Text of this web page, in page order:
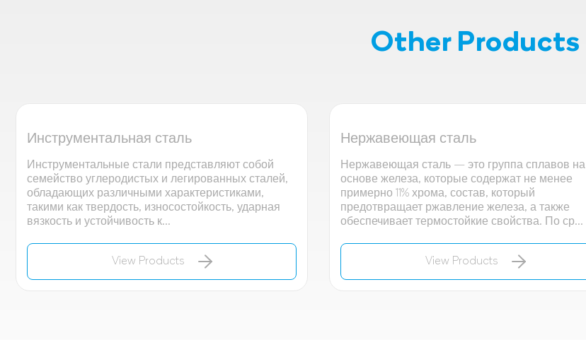
Other Products
Инструментальная сталь
Инструментальные стали представляют собой
семейство углеродистых и легированных сталей,
обладающих различными характеристиками,
такими как твердость, износостойкость, ударная
вязкость и устойчивость к...
View Products
Нержавеющая сталь
Нержавеющая сталь — это группа сплавов на
основе железа, которые содержат не менее
примерно 11% хрома, состав, который
предотвращает ржавление железа, а также
обеспечивает термостойкие свойства. По ср...
View Products